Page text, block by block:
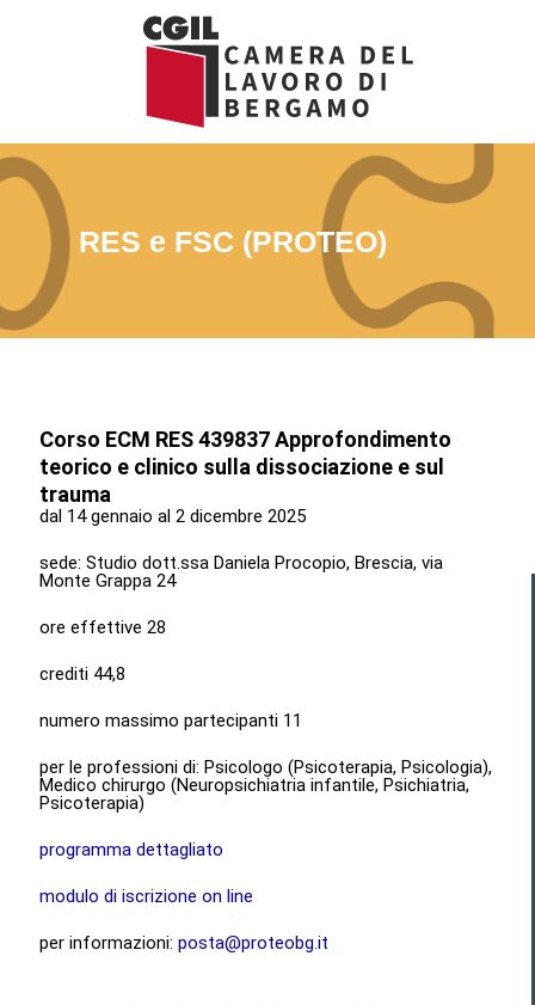
RES e FSC (PROTEO)
Corso ECM RES 439837 Approfondimento
teorico e clinico sulla dissociazione e sul
trauma
dal 14 gennaio al 2 dicembre 2025
sede: Studio dott.ssa Daniela Procopio, Brescia, via
Monte Grappa 24
ore effettive 28
crediti 44,8
numero massimo partecipanti 11
per le professioni di: Psicologo (Psicoterapia, Psicologia),
Medico chirurgo (Neuropsichiatria infantile, Psichiatria,
Psicoterapia)
programma dettagliato
modulo di iscrizione on line
per informazioni:posta@proteobg.it